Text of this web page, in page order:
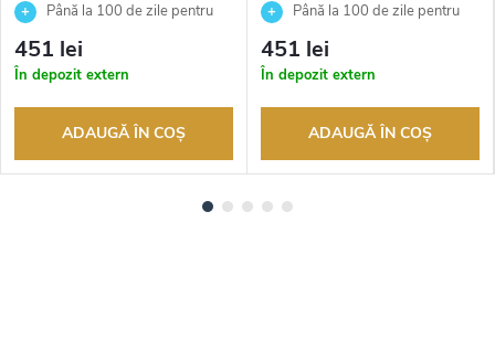
Până la 100 de zile pentru
returnarea bunurilor. Vânzător
autorizat
451 lei
În depozit extern
ADAUGĂ ÎN COŞ
Până la 100 de zile pentru
returnarea bunurilor. Vânzător
autorizat
451 lei
În depozit extern
ADAUGĂ ÎN COŞ